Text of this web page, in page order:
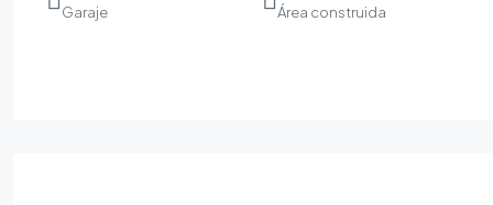
Garaje Área construida